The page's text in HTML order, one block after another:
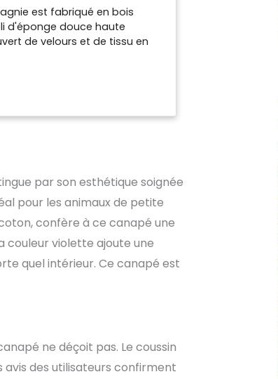
est fabriqué en bois
d'éponge douce haute
de velours et de tissu en
x 35,6 cm. Poids : 5 kg.
petits chiens comme
shih tzu, yorkshire terrier,
avant d'acheter.
Il peut être utilisé dans un
un hôpital, un magasin
un salon, une chambre,
en mérite un. Coussin de
est lavable, les
sans coussin. Certains
de l'opération manuelle,
le faire rabattre.
par son esthétique soignée
pour les animaux de petite
confère à ce canapé une
couleur violette ajoute une
quel intérieur. Ce canapé est
ne déçoit pas. Le coussin
des utilisateurs confirment